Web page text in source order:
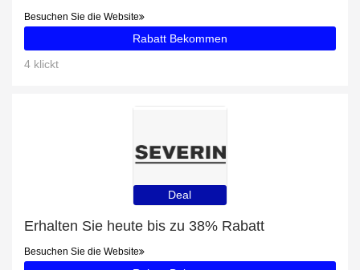
Besuchen Sie die Website
Rabatt Bekommen
4 klickt
Deal
Erhalten Sie heute bis zu 38% Rabatt
Besuchen Sie die Website